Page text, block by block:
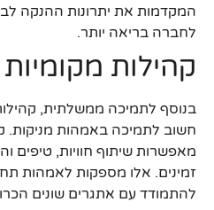
המקדמות את יתרונות ההנקה
לחברה בריאה יותר.
קהילות
בנוסף לתמיכה ממשלתית,
חשוב לתמיכה באמהות מניקות.
מאפשרות שיתוף חוויות, טיפים
זמינים. אלו מספקות לאמהות
להתמודד עם אתגרים שונים